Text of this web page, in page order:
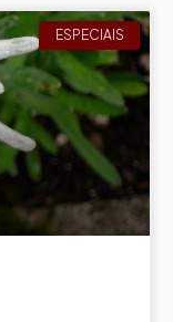
ESPECIAIS